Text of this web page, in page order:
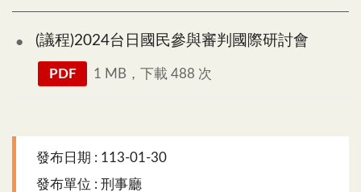
(議程)2024台日國民參與審判國際研討會
PDF 1 MB，下載 488 次
發布日期 : 113-01-30
發布單位 : 刑事廳